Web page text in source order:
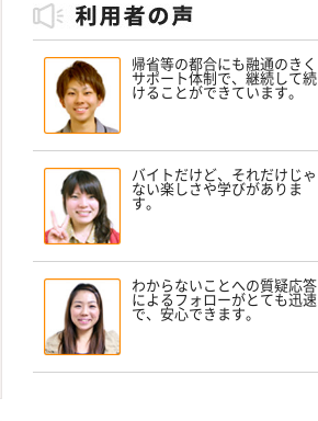
帰省等の都合にも融通のきく
サポート体制で、継続して続
けることができています。
バイトだけど、それだけじゃ
ない楽しさや学びがありま
す。
わからないことへの質疑応答
によるフォローがとても迅速
で、安心できます。